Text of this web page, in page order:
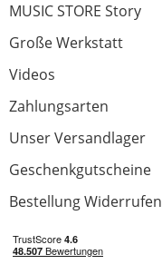
MUSIC STORE Story
Große Werkstatt
Videos
Zahlungsarten
Unser Versandlager
Geschenkgutscheine
Bestellung Widerrufen